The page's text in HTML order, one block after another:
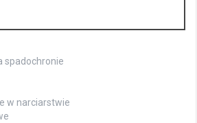
spadochronie
w narciarstwie